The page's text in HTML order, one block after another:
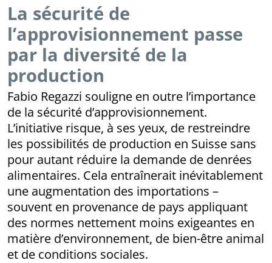
La sécurité de
l’approvisionnement passe
par la diversité de la
production
Fabio Regazzi souligne en outre l’importance
de la sécurité d’approvisionnement.
L’initiative risque, à ses yeux, de restreindre
les possibilités de production en Suisse sans
pour autant réduire la demande de denrées
alimentaires. Cela entraînerait inévitablement
une augmentation des importations –
souvent en provenance de pays appliquant
des normes nettement moins exigeantes en
matière d’environnement, de bien-être animal
et de conditions sociales.